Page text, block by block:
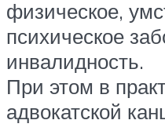
физическое,
психическое
инвалидность.
При этом в
адвокатской